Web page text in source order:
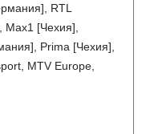
RTL
[Чехия],
Prima [Чехия],
MTV Europe,